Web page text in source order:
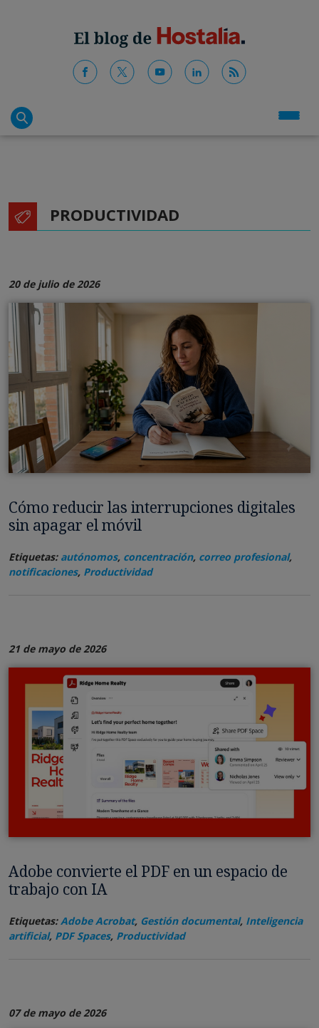
PRODUCTIVIDAD
20 de julio de 2026
Cómo reducir las interrupciones digitales
sin apagar el móvil
Etiquetas: autónomos, concentración, correo profesional,
notificaciones, Productividad
21 de mayo de 2026
Adobe convierte el PDF en un espacio de
trabajo con IA
Etiquetas:Adobe Acrobat, Gestión documental, Inteligencia
artificial, PDF Spaces, Productividad
07 de mayo de 2026